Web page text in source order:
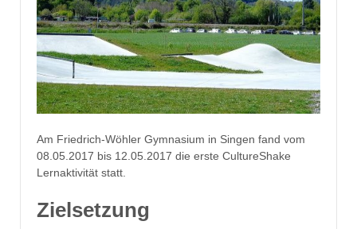
Am Friedrich-Wöhler Gymnasium in Singen fand vom
08.05.2017 bis 12.05.2017 die erste CultureShake
Lernaktivität statt.
Zielsetzung